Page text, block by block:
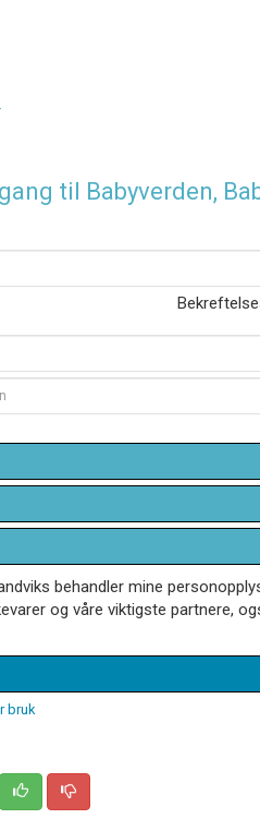
til Babyverden,
behandler mine
og våre viktigste partnere,
bruk